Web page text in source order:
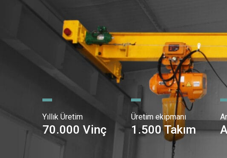
Yıllık Üretim
70.000 Vinç
Üretim ekipmanı
1.500 Takım